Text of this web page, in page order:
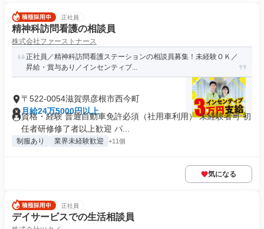
正社員
精神科訪問看護の相談員
株式会社ファーストナース
正社員／精神科訪問看護ステーションの相談員募集！未経験ＯＫ／
昇給・賞与あり／インセンティブ...
〒522-0054滋賀県彦根市西今町
月給24万5000円以上
資格・経験 普通自動車免許必須（社用車利用） 未経験者可 初
任者研修修了者以上歓迎 パ...
制服あり 業界未経験歓迎 +11個
気になる
正社員
デイサービスでの生活相談員